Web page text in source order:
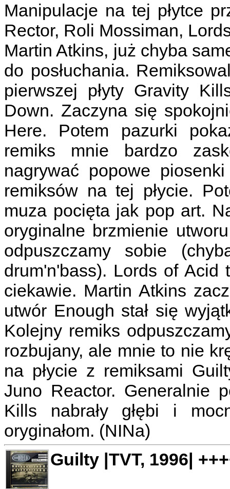
Manipulacje na tej płytce
Rector, Roli Mossiman,
Martin Atkins, już chyba
do posłuchania.
pierwszej płyty Gravity
Down. Zaczyna się
Here. Potem pazurki
remiks mnie bardzo
nagrywać popowe
remiksów na tej płycie.
muza pocięta jak pop art.
oryginalne brzmienie
odpuszczamy sobie
drum'n'bass). Lords of
ciekawie. Martin Atkins
utwór Enough stał się
Kolejny remiks
rozbujany, ale mnie to nie
na płycie z remiksami
Juno Reactor. Generalnie
Kills nabrały głębi i
oryginałom. (NINa)
Guilty |TVT, 1996|